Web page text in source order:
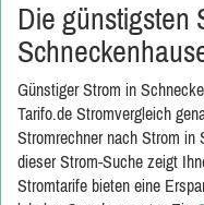
Die günstigsten
Günstiger Strom in
Tarifo.de Stromvergleich
Stromrechner nach Strom in
dieser Strom-Suche zeigt
Stromtarife bieten eine